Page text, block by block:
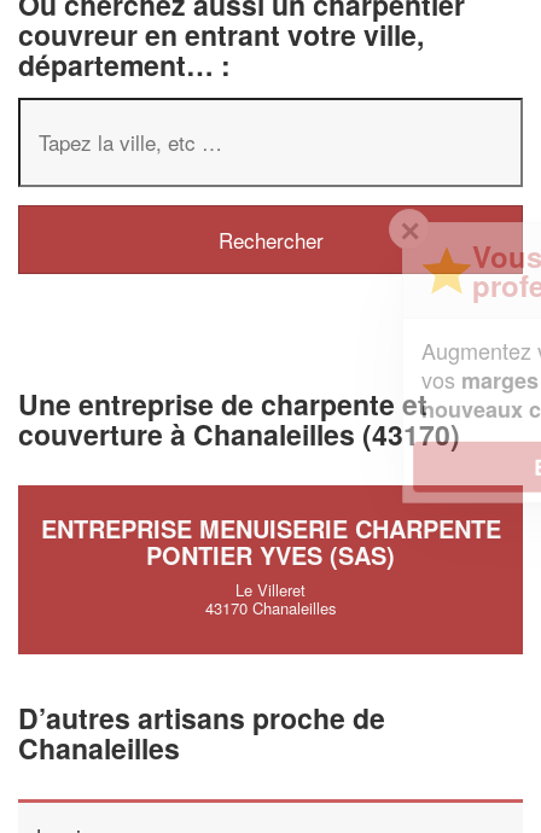
couvreur en entrant votre ville,
département… :
Une entreprise de charpente et
couverture à Chanaleilles (43170)
ENTREPRISE MENUISERIE CHARPENTE
PONTIER YVES (SAS)
Le Villeret
43170 Chanaleilles
D’autres artisans proche de
Chanaleilles
Vous êtes un
professionnel ?
chiffre d'affaireset
tout en gagnant de
nouveaux clients!